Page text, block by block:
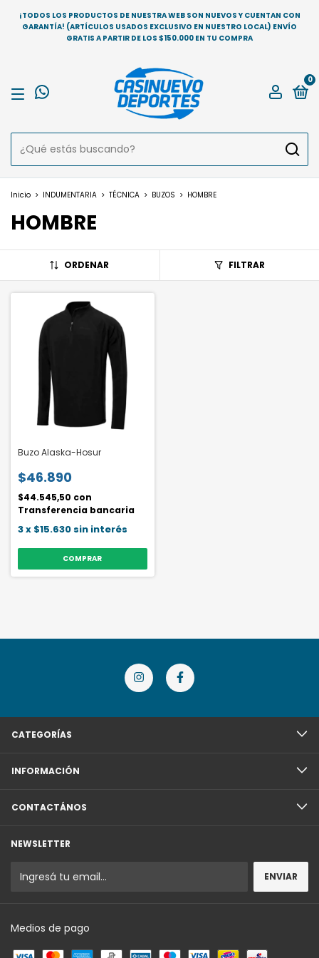
¡TODOS LOS PRODUCTOS DE NUESTRA WEB SON NUEVOS Y CUENTAN CON
GARANTÍA! (ARTÍCULOS USADOS EXCLUSIVO EN NUESTRO LOCAL) ENVÍO
GRATIS A PARTIR DE LOS $150.000 EN TU COMPRA
0
Inicio > INDUMENTARIA > TÉCNICA > BUZOS > HOMBRE
HOMBRE
ORDENAR FILTRAR
Buzo Alaska-Hosur
$46.890
$44.545,50 con
Transferencia bancaria
3x $15.630 sin interés
COMPRAR
CATEGORÍAS
INFORMACIÓN
CONTACTÁNOS
NEWSLETTER
Medios de pago